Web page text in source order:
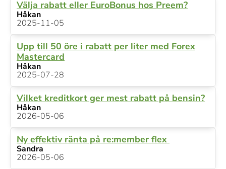
Välja rabatt eller EuroBonus hos Preem?
Håkan
2025-11-05
Upp till 50 öre i rabatt per liter med Forex
Mastercard
Håkan
2025-07-28
Vilket kreditkort ger mest rabatt på bensin?
Håkan
2026-05-06
Ny effektiv ränta på re:member flex
Sandra
2026-05-06